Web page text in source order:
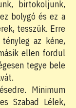
birtokoljunk,
bolygó és ez a
tesszük. Erre
az kéne,
ellen fordul
tegye bele
Minimum
Szabad Lélek,